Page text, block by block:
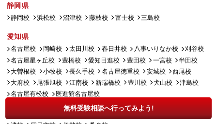
無料受験相談へ行ってみよう!
静岡県
静岡校 浜松校 沼津校 藤枝校 富士校 三島校
愛知県
名古屋校 岡崎校 太田川校 春日井校 八事いりなか校
刈谷校
名古屋星ヶ丘校
豊橋校 愛知日進校 豊田校 一宮校
半田校
大曽根校
小牧校 長久手校 名古屋徳重校 安城校
西尾校
大府校
尾張旭校 江南校 新瑞橋校 豊川校 犬山校
津島校
名古屋有松校
医進館名古屋校
三重県